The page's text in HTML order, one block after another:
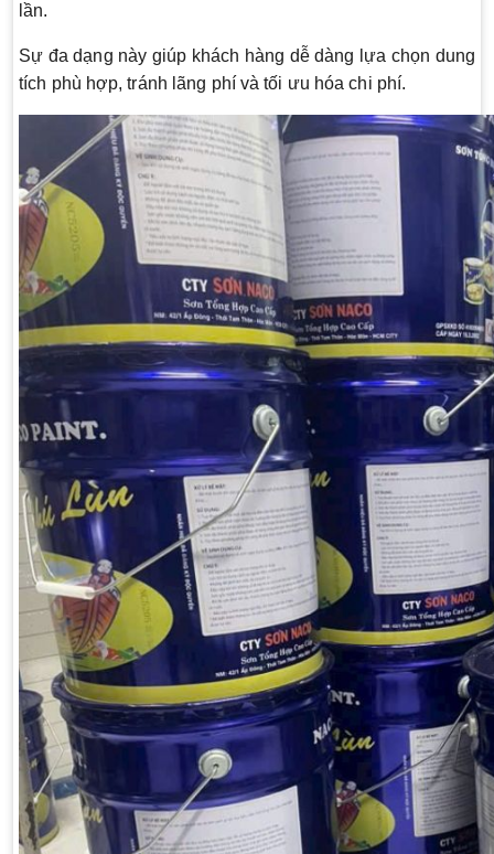
lần.
Sự đa dạng này giúp khách hàng dễ dàng lựa chọn dung
tích phù hợp, tránh lãng phí và tối ưu hóa chi phí.